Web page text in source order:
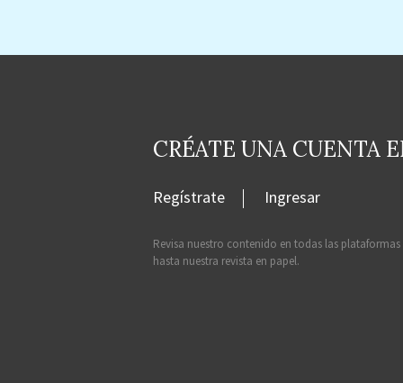
CRÉATE UNA CUENTA
Regístrate Ingresar
Revisa nuestro contenido en todas las
hasta nuestra revista en papel.